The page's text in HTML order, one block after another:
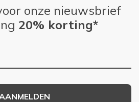
onze nieuwsbrief
20% korting*